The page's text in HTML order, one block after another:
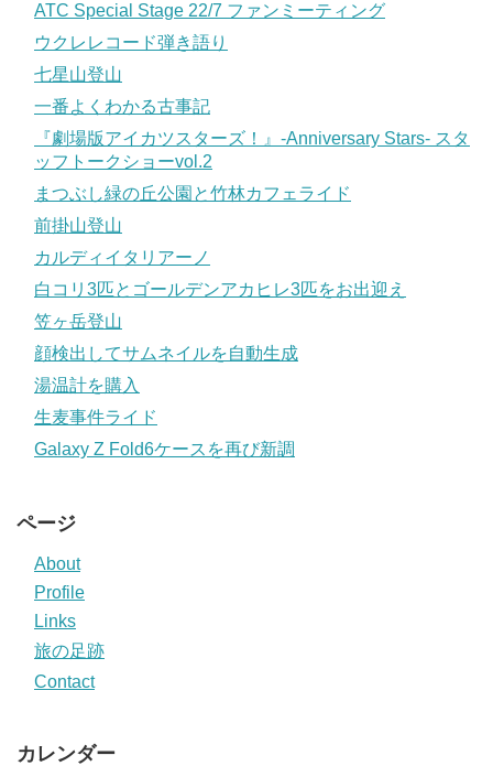
ATC Special Stage 22/7 ファンミーティング
ウクレレコード弾き語り
七星山登山
一番よくわかる古事記
『劇場版アイカツスターズ！』-Anniversary Stars- スタ
ッフトークショーvol.2
まつぶし緑の丘公園と竹林カフェライド
前掛山登山
カルディイタリアーノ
白コリ3匹とゴールデンアカヒレ3匹をお出迎え
笠ヶ岳登山
顔検出してサムネイルを自動生成
湯温計を購入
生麦事件ライド
Galaxy Z Fold6ケースを再び新調
ページ
About
Profile
Links
旅の足跡
Contact
カレンダー